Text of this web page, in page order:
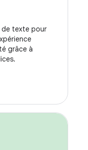
de texte pour
grâce à